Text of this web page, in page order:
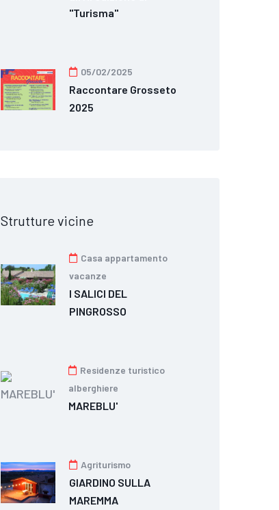
"Turisma"
05/02/2025
Raccontare Grosseto
2025
Strutture vicine
Casa appartamento
vacanze
I SALICI DEL
PINGROSSO
Residenze turistico
alberghiere
MAREBLU'
Agriturismo
GIARDINO SULLA
MAREMMA